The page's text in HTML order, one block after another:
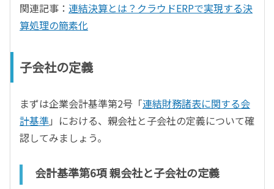
関連記事： 連結決算とは？クラウドERPで実現する決
算処理の簡素化
子会社の定義
まずは企業会計基準第2号「連結財務諸表に関する会
計基準」における、親会社と子会社の定義について確
認してみましょう。
会計基準第6項 親会社と子会社の定義